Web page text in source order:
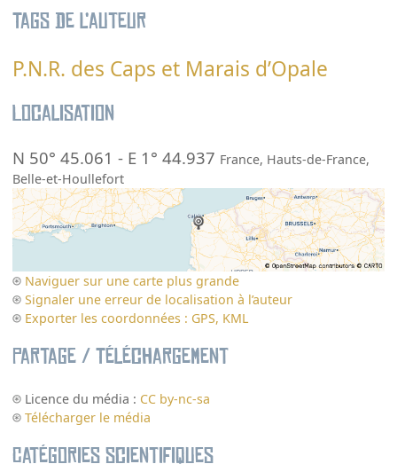
Tags de l’auteur
P.N.R. des Caps et Marais d’Opale
Localisation
N 50° 45.061 - E 1° 44.937 France, Hauts-de-France,
Belle-et-Houllefort
Naviguer sur une carte plus grande
Signaler une erreur de localisation à l’auteur
Exporter les coordonnées : GPS, KML
Partage / Téléchargement
Licence du média : CC by-nc-sa
Télécharger le média
Catégories scientifiques